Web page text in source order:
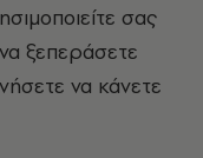
σας
ξεπεράσετε
να κάνετε